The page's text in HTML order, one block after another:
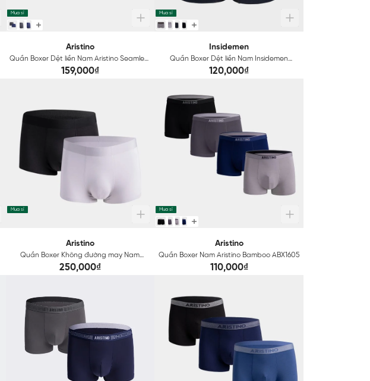
Mua sỉ
Aristino
Quần Boxer Dệt liền Nam Aristino Seamless
Technical ABX064
159,000₫
Mua sỉ
Insidemen
Quần Boxer Dệt liền Nam Insidemen
Seamless Technical IBX145
120,000₫
Mua sỉ
Aristino
Quần Boxer Không đường may Nam
Aristino Seamless Technical ABX001
250,000₫
Mua sỉ
Aristino
Quần Boxer Nam Aristino Bamboo ABX1605
110,000₫